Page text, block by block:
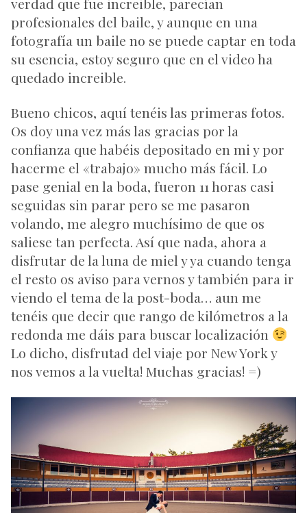
profesionales del baile, y aunque en una
fotografía un baile no se puede captar en toda
su esencia, estoy seguro que en el video ha
quedado increible.
Bueno chicos, aquí tenéis las primeras fotos.
Os doy una vez más las gracias por la
confianza que habéis depositado en mi y por
hacerme el «trabajo» mucho más fácil. Lo
pase genial en la boda, fueron 11 horas casi
seguidas sin parar pero se me pasaron
volando, me alegro muchísimo de que os
saliese tan perfecta. Así que nada, ahora a
disfrutar de la luna de miel y ya cuando tenga
el resto os aviso para vernos y también para ir
viendo el tema de la post-boda… aun me
tenéis que decir que rango de kilómetros a la
redonda me dáis para buscar localización
Lo dicho, disfrutad del viaje por New York y
nos vemos a la vuelta! Muchas gracias! =)